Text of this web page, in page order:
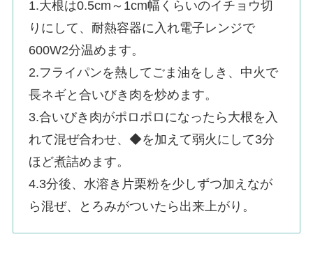
1.大根は0.5cm～1cm幅くらいのイチョウ切
りにして、耐熱容器に入れ電子レンジで
600W2分温めます。
2.フライパンを熱してごま油をしき、中火で
長ネギと合いびき肉を炒めます。
3.合いびき肉がポロポロになったら大根を入
れて混ぜ合わせ、◆を加えて弱火にして3分
ほど煮詰めます。
4.3分後、水溶き片栗粉を少しずつ加えなが
ら混ぜ、とろみがついたら出来上がり。